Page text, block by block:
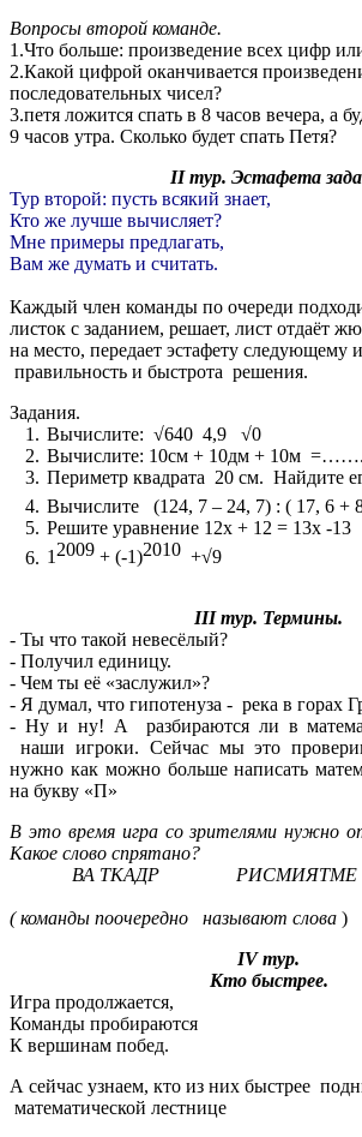
Вопросы второй команде.
1.Что больше: произведение всех цифр
2.Какой цифрой оканчивается
последовательных чисел?
3.петя ложится спать в 8 часов вечера, а
9 часов утра. Сколько будет спать Петя?
II тур. Эстафета
Тур второй: пусть всякий знает,
Кто же лучше вычисляет?
Мне примеры предлагать,
Вам же думать и считать.
Каждый член команды по очереди
листок с заданием, решает, лист отдаёт
на место, передает эстафету следующему
правильность и быстрота решения.
Задания.
Вычислите: √640 4,9 √0
Вычислите: 10см + 10дм + 10м
Периметр квадрата 20 см. Найдите
Вычислите (124, 7 – 24, 7) : ( 17, 6 +
Решите уравнение 12x + 12 = 13x -13
12009 + (-1)2010 +√9
III тур. Термины.
- Ты что такой невесёлый?
- Получил единицу.
- Чем ты её «заслужил»?
- Я думал, что гипотенуза - река в горах
- Ну и ну! А разбираются ли в
наши игроки. Сейчас мы это
нужно как можно больше написать
на букву «П»
В это время игра со зрителями нужно
Какое слово спрятано?
ВА ТКАДР РИСМИЯТМЕ
( команды поочередно называют слова )
IV тур.
Кто быстрее.
Игра продолжается,
Команды пробираются
К вершинам побед.
А сейчас узнаем, кто из них быстрее
математической лестнице